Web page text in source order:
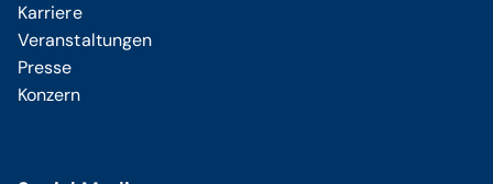
Karriere
Veranstaltungen
Presse
Konzern